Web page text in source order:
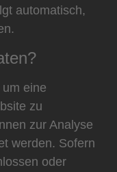
automatisch,
eine
zu
zur Analyse
werden. Sofern
oder